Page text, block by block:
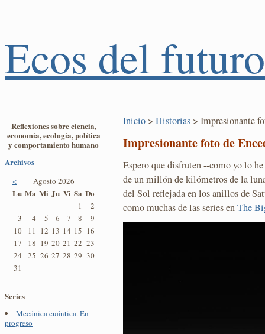
Ecos del futuro
Reflexiones sobre ciencia,
economía, ecología, política
y comportamiento humano
Archivos
< Agosto 2026
Lu Ma Mi Ju Vi Sa Do
1
2
3
4 5 6 7 8
9
10
11 12 13 14 15 16
17
18 19 20 21 22 23
24
25 26 27 28 29 30
31
Series
Mecánica cuántica. En
progreso
Inicio > Historias > Impresionante
Impresionante foto de
Espero que disfruten --como yo lo
de un millón de kilómetros de la
del Sol reflejada en los anillos de
como muchas de las series enThe